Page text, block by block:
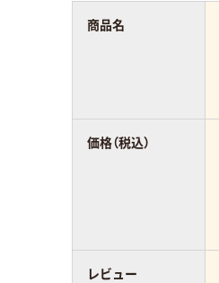
商品名
価格（税込）
レビュー